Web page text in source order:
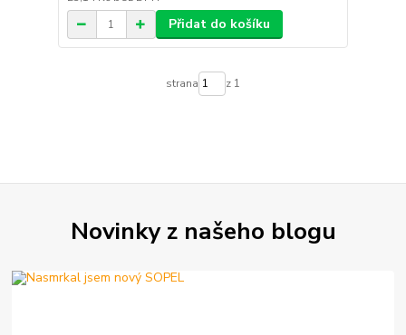
Přidat do košíku
strana z 1
Novinky z našeho blogu